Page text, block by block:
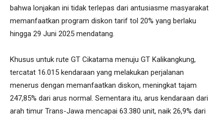
bahwa lonjakan ini tidak terlepas dari antusiasme masyarakat
memanfaatkan program diskon tarif tol 20% yang berlaku
hingga 29 Juni 2025 mendatang.
Khusus untuk rute GT Cikatama menuju GT Kalikangkung,
tercatat 16.015 kendaraan yang melakukan perjalanan
menerus dengan memanfaatkan diskon, meningkat tajam
247,85% dari arus normal. Sementara itu, arus kendaraan dari
arah timur Trans-Jawa mencapai 63.380 unit, naik 26,9% dari